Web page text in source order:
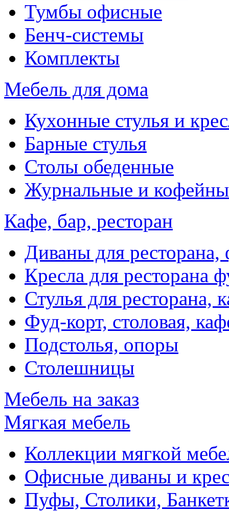
Тумбы офисные
Бенч-системы
Комплекты
Мебель для дома
Кухонные стулья и
Барные стулья
Столы обеденные
Журнальные и
Кафе, бар, ресторан
Диваны для ресторана,
Кресла для ресторана
Стулья для ресторана,
Фуд-корт, столовая,
Подстолья, опоры
Столешницы
Мебель на заказ
Мягкая мебель
Коллекции мягкой
Офисные диваны и
Пуфы, Столики,